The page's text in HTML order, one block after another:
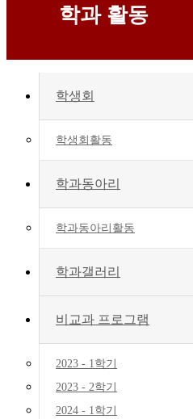
학과 활동
학생회
학생회활동
학과동아리
학과동아리활동
학과갤러리
비교과 프로그램
2023 - 1학기
2023 - 2학기
2024 - 1학기